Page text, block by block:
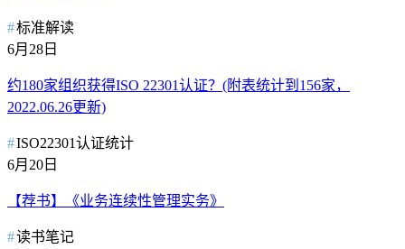
标准解读
6月28日
约180家组织获得ISO 22301认证？(附表统计到156家，
2022.06.26更新)
ISO22301认证统计
6月20日
【荐书】《业务连续性管理实务》
读书笔记